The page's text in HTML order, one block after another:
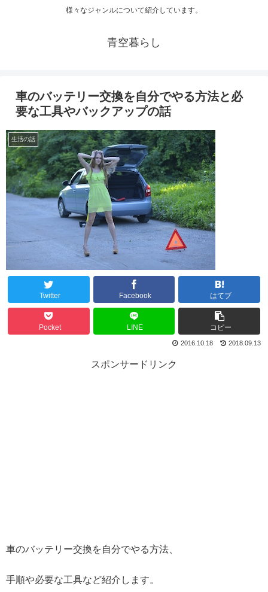
様々なジャンルについて紹介しています。
青空暮らし
車のバッテリー交換を自分でやる方法と必
要な工具やバックアップの話
生活の話
Twitter Facebook はてブ
Pocket LINE コピー
2018.09.13
2016.10.18
スポンサードリンク
車のバッテリー交換を自分でやる方法、
手順や必要な工具など紹介します。